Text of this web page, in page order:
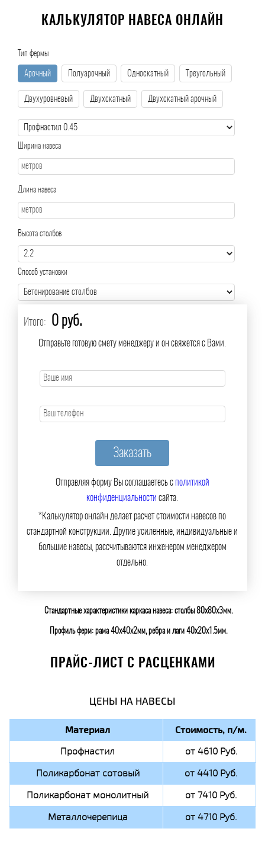
КАЛЬКУЛЯТОР НАВЕСА ОНЛАЙН
Тип фермы
Арочный Полуарочный Односкатный Треугольный
Двухуровневый Двухскатный Двухскатный арочный
Ширина навеса
Длина навеса
Высота столбов
Способ установки
Итого: 0 руб.
Отправьте готовую смету менеджеру и он свяжется с Вами.
Отправляя форму Вы соглашаетесь сполитикой
конфиденциальности сайта.
*Калькулятор онлайн делает расчет стоимости навесов по
стандартной конструкции. Другие усиленные, индивидуальные и
большие навесы, рассчитываются инженером менеджером
отдельно.
Стандартные характеристики каркаса навеса: столбы 80х80х3мм.
Профиль ферм: рама 40х40х2мм, ребра и лаги 40х20х1.5мм.
ПРАЙС-ЛИСТ С РАСЦЕНКАМИ
ЦЕНЫ НА НАВЕСЫ
Материал Стоимость, п/м.
Профнастил
от 4610 Руб.
Поликарбонат сотовый
от 4410 Руб.
Поликарбонат монолитный
от 7410 Руб.
Металлочерепица
от 4710 Руб.